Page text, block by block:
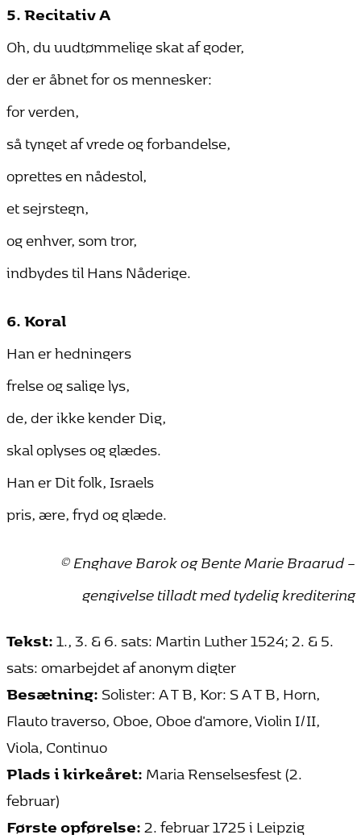
5. Recitativ A
Oh, du uudtømmelige skat af goder,
der er åbnet for os mennesker:
for verden,
så tynget af vrede og forbandelse,
oprettes en nådestol,
et sejrstegn,
og enhver, som tror,
indbydes til Hans Nåderige.
6. Koral
Han er hedningers
frelse og salige lys,
de, der ikke kender Dig,
skal oplyses og glædes.
Han er Dit folk, Israels
pris, ære, fryd og glæde.
© Enghave Barok og Bente Marie Braarud –
gengivelse tilladt med tydelig kreditering
Tekst:1., 3. & 6. sats: Martin Luther 1524; 2. & 5.
sats: omarbejdet af anonym digter
Besætning:Solister: A T B, Kor: S A T B, Horn,
Flauto traverso, Oboe, Oboe d'amore, Violin I/II,
Viola, Continuo
Plads i kirkeåret:Maria Renselsesfest (2.
februar)
Første opførelse:2. februar 1725 i Leipzig